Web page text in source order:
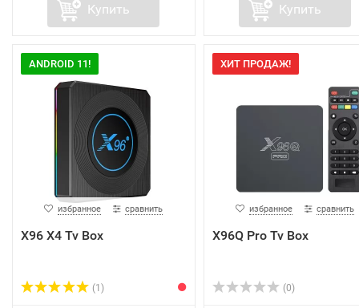
Купить Купить
ANDROID 11!
избранное сравнить
X96 X4 Tv Box
(1)
ХИТ ПРОДАЖ!
избранное сравнить
X96Q Pro Tv Box
(0)